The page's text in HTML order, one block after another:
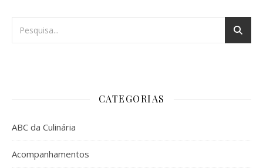
CATEGORIAS
ABC da Culinária
Acompanhamentos